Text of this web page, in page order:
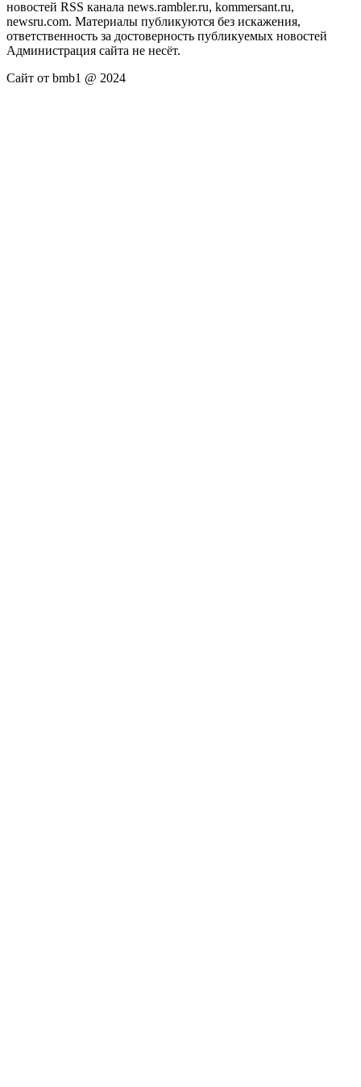
новостей RSS канала news.rambler.ru, kommersant.ru,
newsru.com. Материалы публикуются без искажения,
ответственность за достоверность публикуемых новостей
Администрация сайта не несёт.
Сайт от bmb1 @ 2024